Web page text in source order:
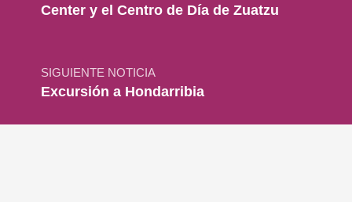
Center y el Centro de Día de Zuatzu
SIGUIENTE NOTICIA
Excursión a Hondarribia